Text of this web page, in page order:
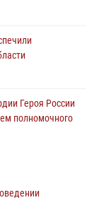
Героя России
полномочного
посвященном